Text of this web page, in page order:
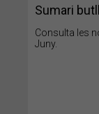
Sumari
Consulta les
Juny.